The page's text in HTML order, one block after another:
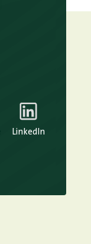
LinkedIn